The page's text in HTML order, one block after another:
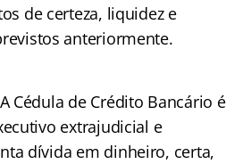
de certeza, liquidez e
anteriormente.
Cédula de Crédito Bancário é
extrajudicial e
dívida em dinheiro, certa,